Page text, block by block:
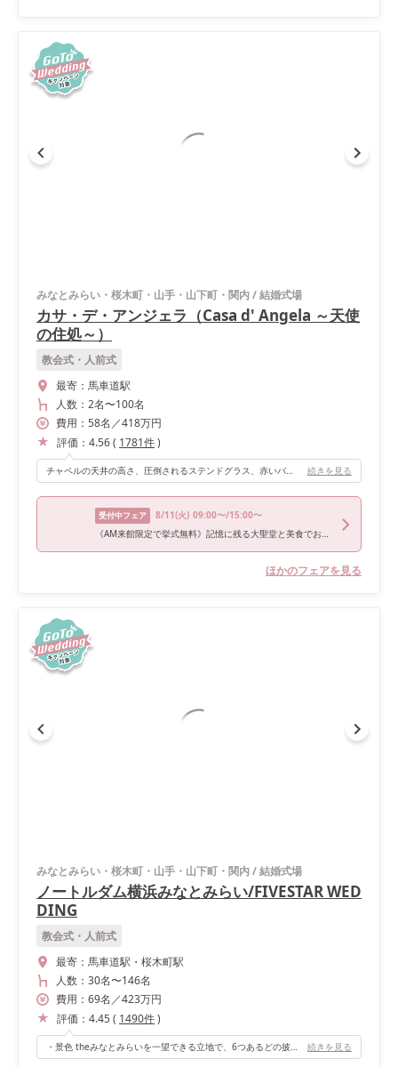
みなとみらい・桜木町・山手・山下町・関内/結婚式場
カサ・デ・アンジェラ（Casa d' Angela ～天使
の住処～）
教会式・人前式
最寄： 馬車道駅
人数： 2名〜100名
費用： 58名 ／418万円
評価： 4.56( 1781件)
チャペルの天井の高さ、圧倒されるステンドグラス、赤いバージンロード、長さもいいし、バージンロードのサイドのゆりのお花も綺麗！！！ そして何より、プラネタリウム演出や、天使の羽が降ってくる演出も最高！！！パイプオルガンや聖歌隊の生歌も最高でした！ 続きを見る
受付中フェア 8/11(火) 09:00〜/15:00〜
《AM来館限定で挙式無料》記憶に残る大聖堂と美食でおもてなし！黒毛和牛4万試食で神奈川県料理ランキング1位の実力を体験＊
ほかのフェアを見る
みなとみらい・桜木町・山手・山下町・関内/結婚式場
ノートルダム横浜みなとみらい/FIVESTAR WED
DING
教会式・人前式
最寄： 馬車道駅・桜木町駅
人数： 30名〜146名
費用： 69名 ／423万円
評価： 4.45( 1490件)
・景色 theみなとみらいを一望できる立地で、6つあるどの披露宴会場からも見ることができます。 また、昼間の明るい景色だけでなく夕焼けがかった空や、みなとみらいの夜景をゲストの方と楽しむことができます。高砂での写真は本当に映えます。 ・音響設備、映像設備 音楽の設備が充実しており、当日吸い込まれそうでした。 また、ライブビューカメラでは入場やケーキバイト、花嫁の手紙など、色んなイベントの様子が巨大なスクリーンに映し出されるため、ゲストの方全員が楽しめるように配慮されています。当日のエンドロールムービーも巨大スクリーンにより、感動が増えます。 ・空間と広さ 6つのどの会場も、正方形に近い披露宴会場なので、新郎新婦から1番遠い親族、両親とも距離が近いです。また、天井が高く、広く感じる会場です。 ・他設備 披露宴会場は、挙式会場から移動してくるエレベーターから近く、またゲストの方が利用するお化粧室がすぐ近くにあります。新郎新婦の控室もすぐ近くにあるため、お色直しの時間のロスタイムが少ないです。 続きを見る